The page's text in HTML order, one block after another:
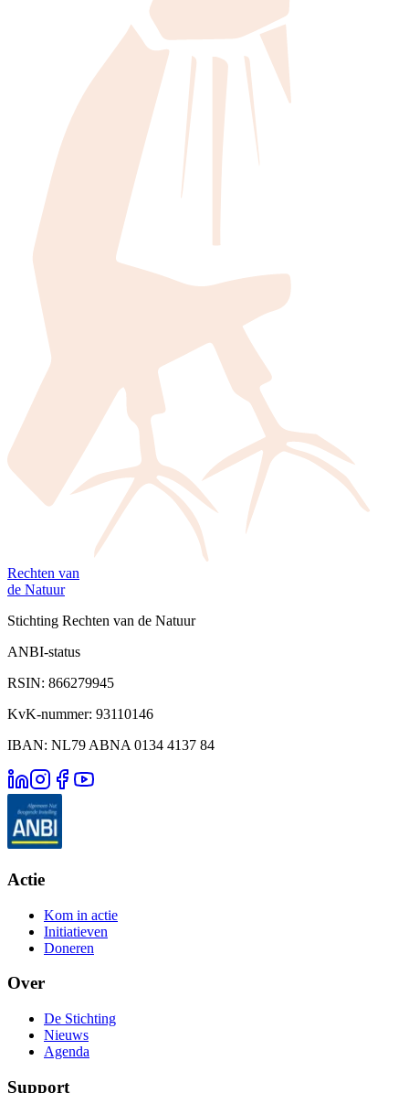
Rechten van
de Natuur
Stichting Rechten van de Natuur
ANBI-status
RSIN: 866279945
KvK-nummer: 93110146
IBAN: NL79 ABNA 0134 4137 84
Actie
Kom in actie
Initiatieven
Doneren
Over
De Stichting
Nieuws
Agenda
Support